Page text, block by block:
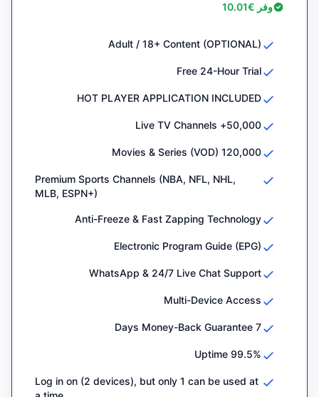
وفر €10.01
Adult / 18+ Content (OPTIONAL)
Free 24-Hour Trial
HOT PLAYER APPLICATION INCLUDED
50,000+ Live TV Channels
120,000 Movies & Series (VOD)
Premium Sports Channels (NBA, NFL, NHL,
MLB, ESPN+)
Anti-Freeze & Fast Zapping Technology
Electronic Program Guide (EPG)
WhatsApp & 24/7 Live Chat Support
Multi-Device Access
7 Days Money-Back Guarantee
99.5% Uptime
Log in on (2 devices), but only 1 can be used at